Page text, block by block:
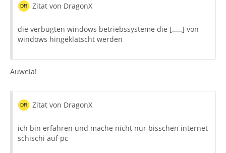
Zitat von DragonX
die verbugten windows betriebssysteme die [.....] von
windows hingeklatscht werden
Auweia!
Zitat von DragonX
ich bin erfahren und mache nicht nur bisschen internet
schischi auf pc